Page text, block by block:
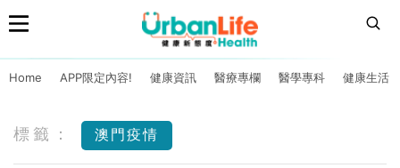
Home APP限定內容! 健康資訊 醫療專欄 醫學專科 健康生活
標籤： 澳門疫情